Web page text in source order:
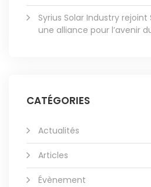
Syrius Solar Industry rejoint
une alliance pour l’avenir
CATÉGORIES
Actualités
Articles
Évènement